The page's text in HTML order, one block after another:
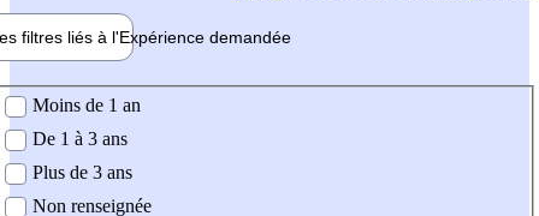
filtres liés à l'Expérience demandée
demandée
Moins de 1 an
De 1 à 3 ans
Plus de 3 ans
Non renseignée